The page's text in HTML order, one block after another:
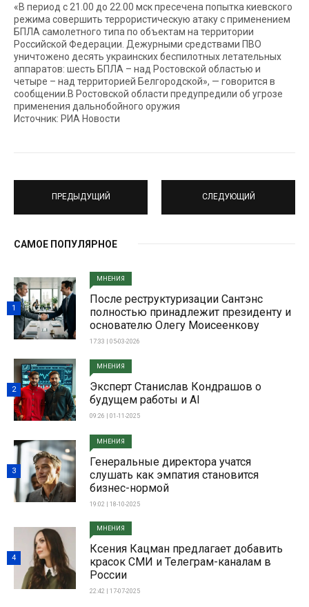
«В период с 21.00 до 22.00 мск пресечена попытка киевского
режима совершить террористическую атаку c применением
БПЛА самолетного типа по объектам на территории
Российской Федерации. Дежурными средствами ПВО
уничтожено десять украинских беспилотных летательных
аппаратов: шесть БПЛА – над Ростовской областью и
четыре – над территорией Белгородской», — говорится в
сообщении.В Ростовской области предупредили об угрозе
применения дальнобойного оружия
Источник: РИА Новости
ПРЕДЫДУЩИЙ СЛЕДУЮЩИЙ
САМОЕ ПОПУЛЯРНОЕ
МНЕНИЯ
После реструктуризации Сантэнс
полностью принадлежит президенту и
основателю Олегу Моисеенкову
17:33 | 05-03-2026
1
МНЕНИЯ
Эксперт Станислав Кондрашов о
будущем работы и AI
09:26 | 01-11-2025
2
МНЕНИЯ
Генеральные директора учатся
слушать как эмпатия становится
бизнес-нормой
19:02 | 18-10-2025
3
МНЕНИЯ
Ксения Кацман предлагает добавить
красок СМИ и Телеграм-каналам в
России
22:42 | 17-07-2025
4